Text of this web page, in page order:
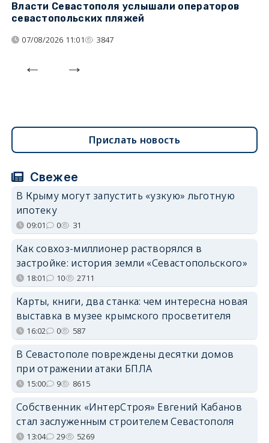
Власти Севастополя услышали операторов
севастопольских пляжей
07/08/2026 11:01 3847
Прислать новость
Свежее
В Крыму могут запустить «узкую» льготную
ипотеку
09:01 0 31
Как совхоз-миллионер растворялся в
застройке: история земли «Севастопольского»
18:01 10 2711
Карты, книги, два станка: чем интересна новая
выставка в музее крымского просветителя
16:02 0 587
В Севастополе повреждены десятки домов
при отражении атаки БПЛА
15:00 9 8615
Собственник «ИнтерСтроя» Евгений Кабанов
стал заслуженным строителем Севастополя
13:04 29 5269